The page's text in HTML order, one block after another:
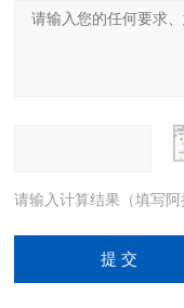
请输入计算结果（填写